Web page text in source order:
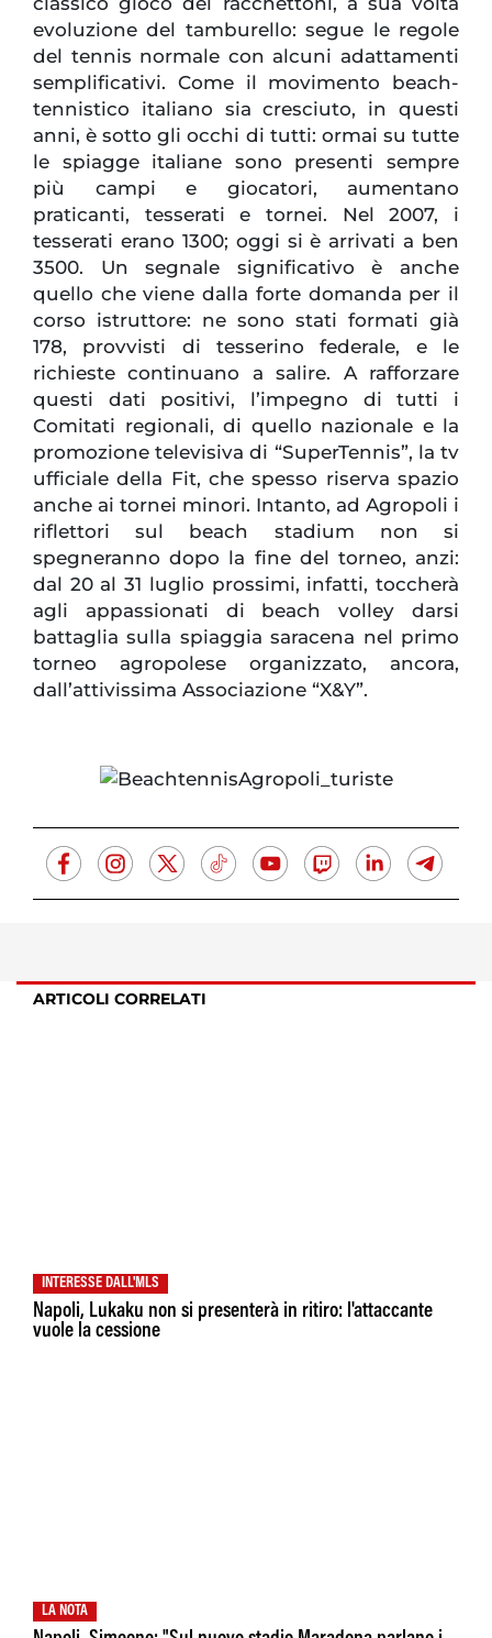
evoluzione del tamburello: segue le regole
del tennis normale con alcuni adattamenti
semplificativi. Come il movimento beach-
tennistico italiano sia cresciuto, in questi
anni, è sotto gli occhi di tutti: ormai su tutte
le spiagge italiane sono presenti sempre
più campi e giocatori, aumentano
praticanti, tesserati e tornei. Nel 2007, i
tesserati erano 1300; oggi si è arrivati a ben
3500. Un segnale significativo è anche
quello che viene dalla forte domanda per il
corso istruttore: ne sono stati formati già
178, provvisti di tesserino federale, e le
richieste continuano a salire. A rafforzare
questi dati positivi, l’impegno di tutti i
Comitati regionali, di quello nazionale e la
promozione televisiva di “SuperTennis”, la tv
ufficiale della Fit, che spesso riserva spazio
anche ai tornei minori. Intanto, ad Agropoli i
riflettori sul beach stadium non si
spegneranno dopo la fine del torneo, anzi:
dal 20 al 31 luglio prossimi, infatti, toccherà
agli appassionati di beach volley darsi
battaglia sulla spiaggia saracena nel primo
torneo agropolese organizzato, ancora,
dall’attivissima Associazione “X&Y”.
ARTICOLI CORRELATI
INTERESSE DALL'MLS
Napoli, Lukaku non si presenterà in ritiro: l'attaccante
vuole la cessione
LA NOTA